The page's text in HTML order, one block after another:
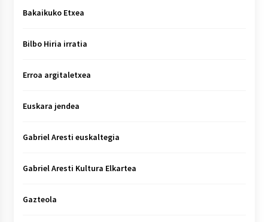
Bakaikuko Etxea
Bilbo Hiria irratia
Erroa argitaletxea
Euskara jendea
Gabriel Aresti euskaltegia
Gabriel Aresti Kultura Elkartea
Gazteola